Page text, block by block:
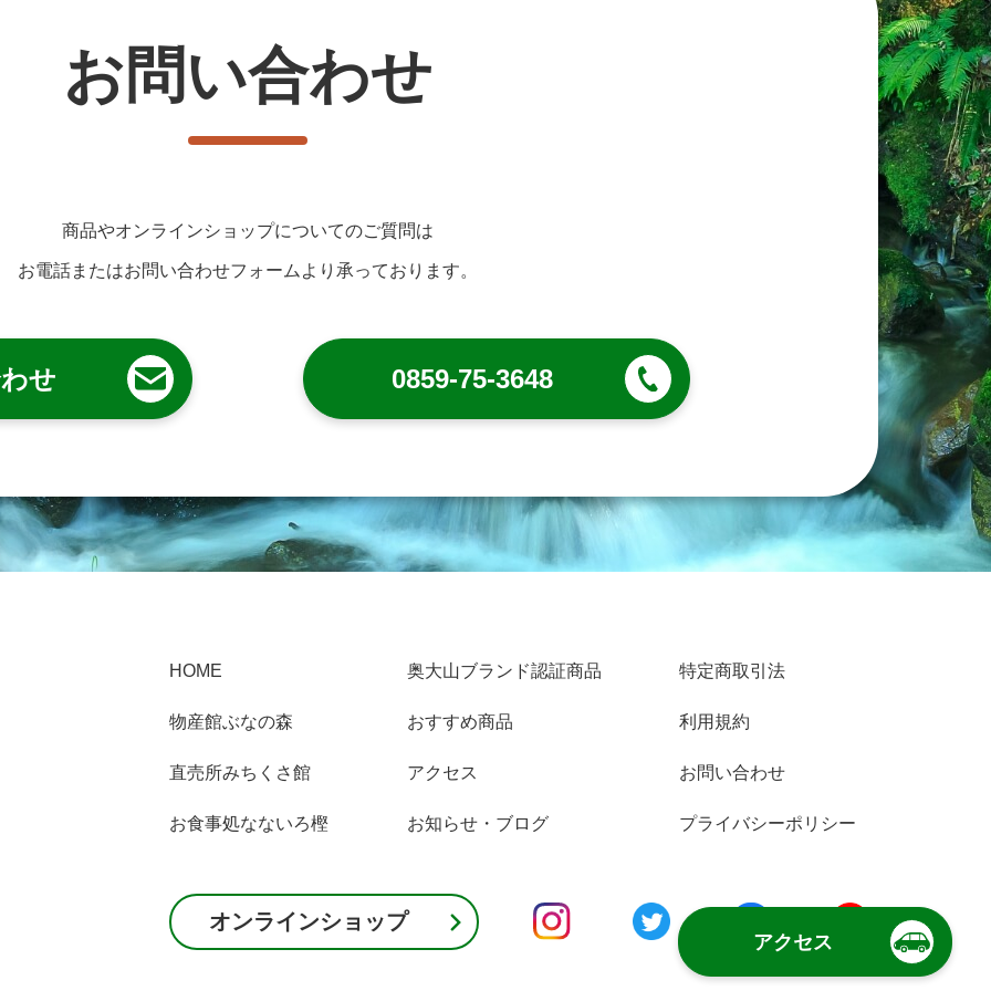
アクセス
お問い合わせ
商品やオンラインショップについてのご質問は
お電話またはお問い合わせフォームより承っております。
せ 0859-75-3648
HOME
物産館ぶなの森
直売所みちくさ館
お食事処なないろ樫
奥大山ブランド認証商品
おすすめ商品
アクセス
お知らせ・ブログ
特定商取引法
利用規約
お問い合わせ
プライバシーポリシー
オンラインショップ